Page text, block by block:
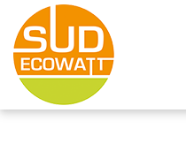
Panneau de gestion des